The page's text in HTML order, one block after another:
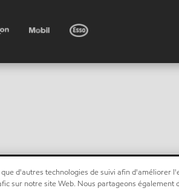
d'autres technologies de suivi afin d'améliorer
sur notre site Web. Nous partageons